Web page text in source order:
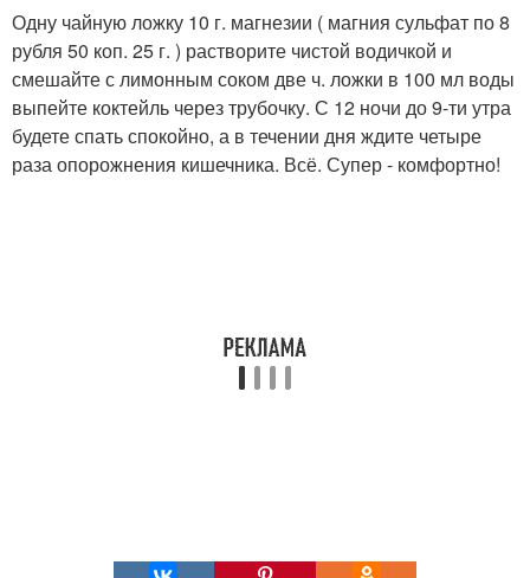
Одну чайную ложку 10 г. магнезии ( магния сульфат по 8
рубля 50 коп. 25 г. ) растворите чистой водичкой и
смешайте с лимонным соком две ч. ложки в 100 мл воды
выпейте коктейль через трубочку. С 12 ночи до 9-ти утра
будете спать спокойно, а в течении дня ждите четыре
раза опорожнения кишечника. Всё. Супер - комфортно!